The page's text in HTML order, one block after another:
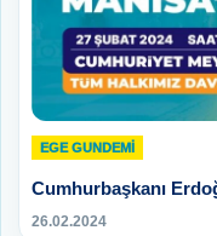
EGE GUNDEMİ
Cumhurbaşkanı
26.02.2024